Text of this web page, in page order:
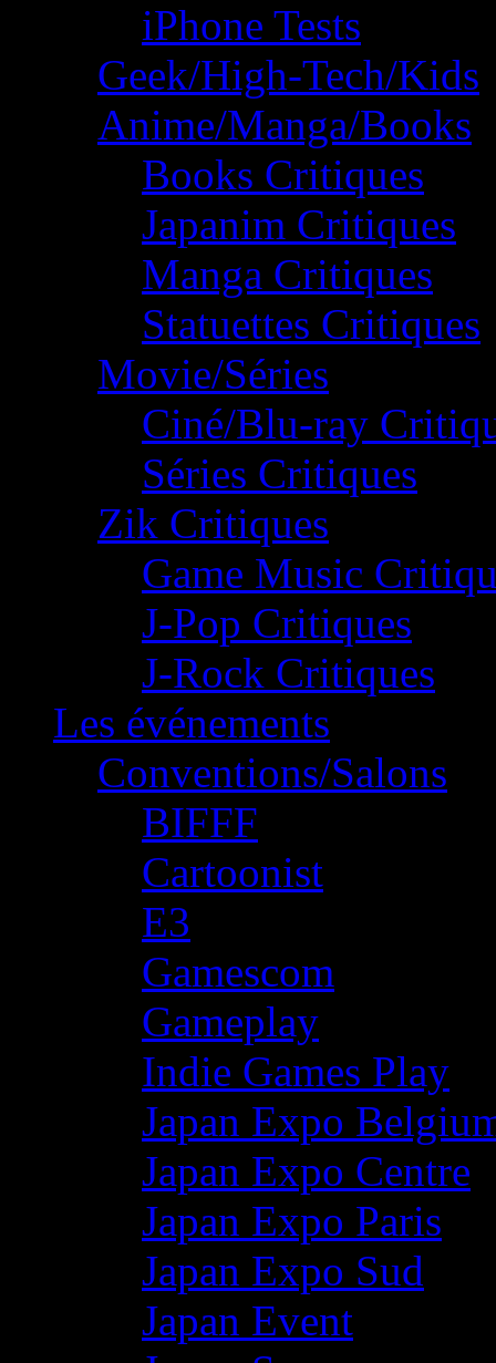
iPhone Tests
Geek/High-Tech/Kids
Anime/Manga/Books
Books Critiques
Japanim Critiques
Manga Critiques
Statuettes Critiques
Movie/Séries
Ciné/Blu-ray
Séries Critiques
Zik Critiques
Game Music
J-Pop Critiques
J-Rock Critiques
Les événements
Conventions/Salons
BIFFF
Cartoonist
E3
Gamescom
Gameplay
Indie Games Play
Japan Expo
Japan Expo Centre
Japan Expo Paris
Japan Expo Sud
Japan Event